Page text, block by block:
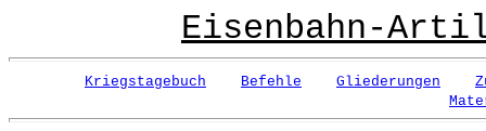
Eisenbahn-
Kriegstagebuch Befehle Gliederungen